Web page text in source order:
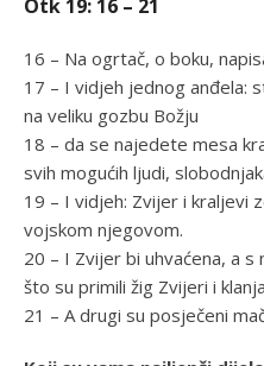
Otk 19: 16 – 21
16 – Na ogrtač, o boku,
17 – I vidjeh jednog anđela:
na veliku gozbu Božju
18 – da se najedete mesa
svih mogućih ljudi,
19 – I vidjeh: Zvijer i kraljevi
vojskom njegovom.
20 – I Zvijer bi uhvaćena, a
što su primili žig Zvijeri i
21 – A drugi su posječeni